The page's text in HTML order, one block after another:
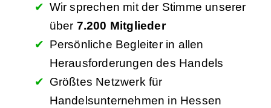
Wir sprechen mit der Stimme unserer
über 7.200 Mitglieder
Persönliche Begleiter in allen
Herausforderungen des Handels
Größtes Netzwerk für
Handelsunternehmen in Hessen